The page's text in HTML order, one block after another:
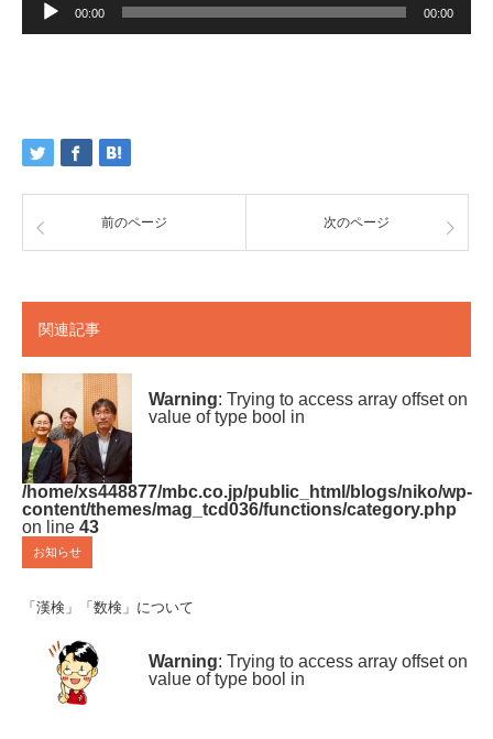
00:00 00:00
前のページ 次のページ
関連記事
Warning: Trying to access array offset on
value of type bool in
/home/xs448877/mbc.co.jp/public_html/blogs/niko/wp-
content/themes/mag_tcd036/functions/category.php
on line 43
お知らせ
「漢検」「数検」について
Warning: Trying to access array offset on
value of type bool in